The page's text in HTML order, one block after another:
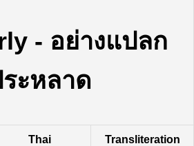
- อย่างแปลก
ะหลาด
Thai Transliteration